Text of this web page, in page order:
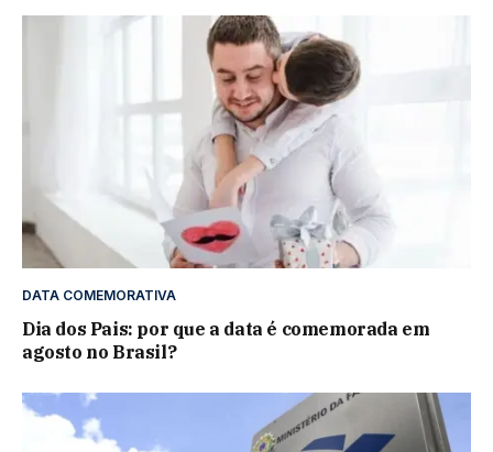
DATA COMEMORATIVA
Dia dos Pais: por que a data é comemorada em
agosto no Brasil?